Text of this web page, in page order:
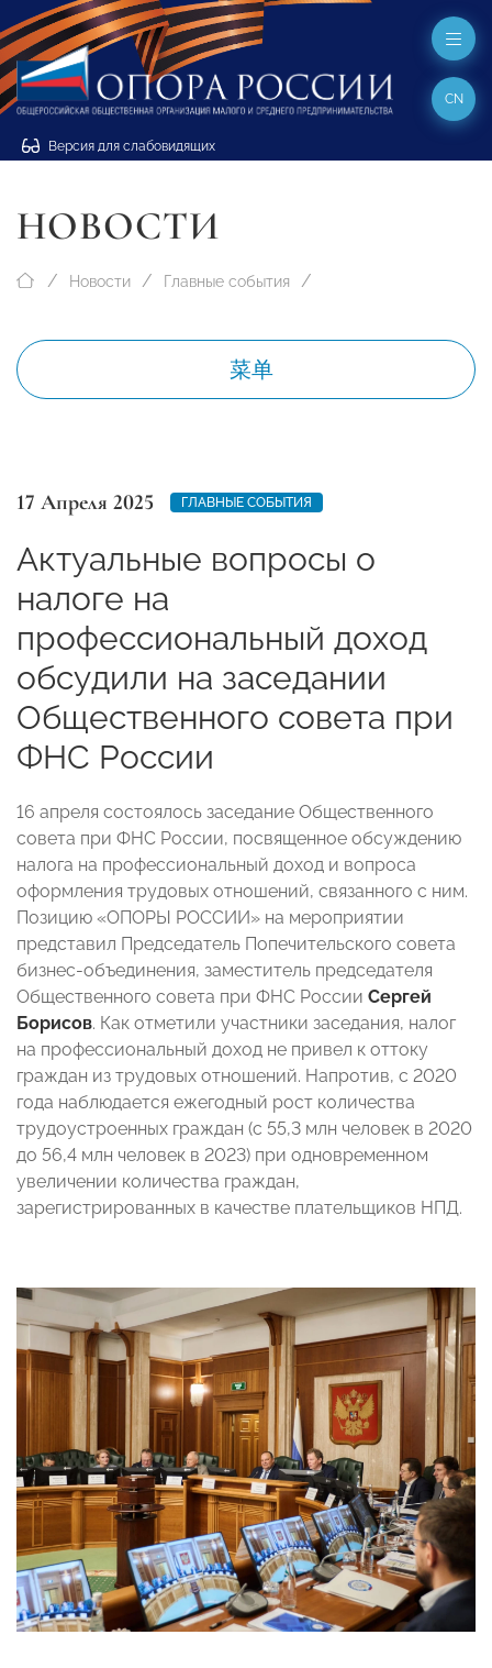
Версия для слабовидящих
CN
НОВОСТИ
Новости Главные события
菜单
17 Апреля 2025 ГЛАВНЫЕ СОБЫТИЯ
Актуальные вопросы о
налоге на
профессиональный доход
обсудили на заседании
Общественного совета при
ФНС России
16 апреля состоялось заседание Общественного
совета при ФНС России, посвященное обсуждению
налога на профессиональный доход и вопроса
оформления трудовых отношений, связанного с ним.
Позицию «ОПОРЫ РОССИИ» на мероприятии
представил Председатель Попечительского совета
бизнес-объединения, заместитель председателя
Общественного совета при ФНС России Сергей
Борисов. Как отметили участники заседания, налог
на профессиональный доход не привел к оттоку
граждан из трудовых отношений. Напротив, с 2020
года наблюдается ежегодный рост количества
трудоустроенных граждан (с 55,3 млн человек в 2020
до 56,4 млн человек в 2023) при одновременном
увеличении количества граждан,
зарегистрированных в качестве плательщиков НПД.